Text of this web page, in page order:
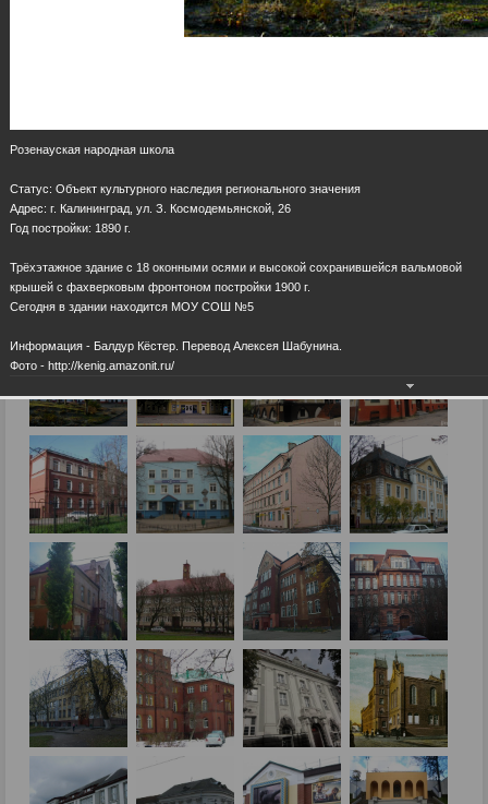
Розенауская народная школа
Статус: Объект культурного наследия регионального значения
Адрес: г. Калининград, ул. З. Космодемьянской, 26
Год постройки: 1890 г.
Трёхэтажное здание с 18 оконными осями и высокой сохранившейся вальмовой
крышей с фахверковым фронтоном постройки 1900 г.
Сегодня в здании находится МОУ СОШ №5
Информация - Балдур Кёстер. Перевод Алексея Шабунина.
Фото - http://kenig.amazonit.ru/